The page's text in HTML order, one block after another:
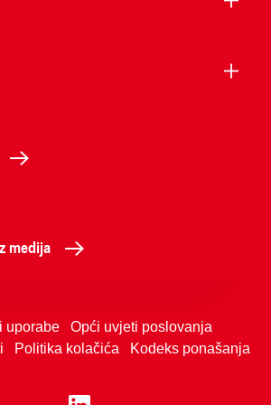
medija
uporabe
Opći uvjeti poslovanja
Politika kolačića Kodeks ponašanja